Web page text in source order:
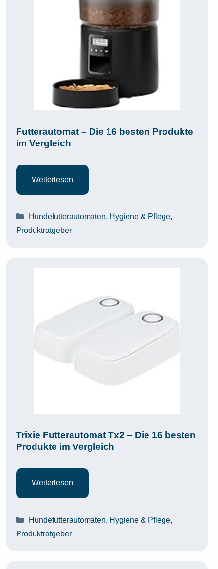
Futterautomat – Die 16 besten Produkte
im Vergleich
Weiterlesen
Kategorien
Hundefutterautomaten, Hygiene & Pflege,
Produktratgeber
Trixie Futterautomat Tx2 – Die 16 besten
Produkte im Vergleich
Weiterlesen
Kategorien
Hundefutterautomaten, Hygiene & Pflege,
Produktratgeber